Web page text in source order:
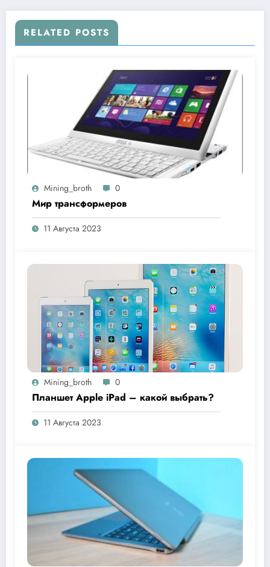
RELATED POSTS
Mining_broth 0
Мир трансформеров
11 Августа 2023
Mining_broth 0
Планшет Apple iPad – какой выбрать?
11 Августа 2023